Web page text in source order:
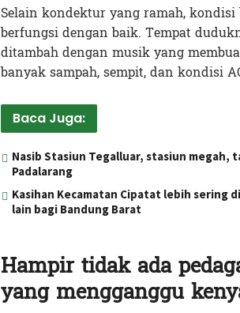
Selain kondektur yang ramah,
berfungsi dengan baik. Tempat
ditambah dengan musik yang
banyak sampah, sempit, dan kondisi
Baca Juga:
Nasib Stasiun Tegalluar, stasiun megah,
Padalarang
Kasihan Kecamatan Cipatat lebih sering
lain bagi Bandung Barat
Hampir tidak ada
yang mengganggu